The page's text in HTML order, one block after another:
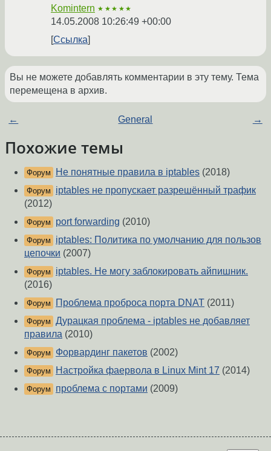
Komintern ★★★★★
14.05.2008 10:26:49 +00:00
Ссылка
Вы не можете добавлять комментарии в эту тему. Тема
перемещена в архив.
← General →
Похожие темы
Форум Не понятные правила в iptables (2018)
Форум
iptables не пропускает разрешённый трафик
(2012)
Форум port forwarding (2010)
Форум
iptables: Политика по умолчанию для пользов
цепочки (2007)
Форум
iptables. Не могу заблокировать айпишник.
(2016)
Форум Проблема проброса порта DNAT (2011)
Форум Дурацкая проблема - iptables не добавляет
правила (2010)
Форум Форвардинг пакетов (2002)
Форум Настройка фаервола в Linux Mint 17 (2014)
Форум проблема с портами (2009)